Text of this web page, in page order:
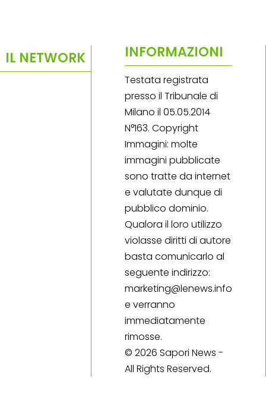
IL NETWORK INFORMAZIONI
Testata registrata
presso il Tribunale di
Milano il 05.05.2014
N°163. Copyright
Immagini: molte
immagini pubblicate
sono tratte da internet
e valutate dunque di
pubblico dominio.
Qualora il loro utilizzo
violasse diritti di autore
basta comunicarlo al
seguente indirizzo:
marketing@lenews.info
e verranno
immediatamente
rimosse.
© 2026 Sapori News -
All Rights Reserved.